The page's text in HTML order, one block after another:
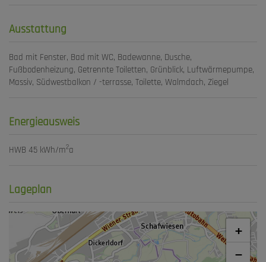
Ausstattung
Bad mit Fenster Bad mit WC Badewanne Dusche
Fußbodenheizung Getrennte Toiletten Grünblick Luftwärmepumpe
Massiv Südwestbalkon / -terrasse Toilette Walmdach Ziegel
Energieausweis
HWB 45 kWh/m2a
Lageplan
+
−